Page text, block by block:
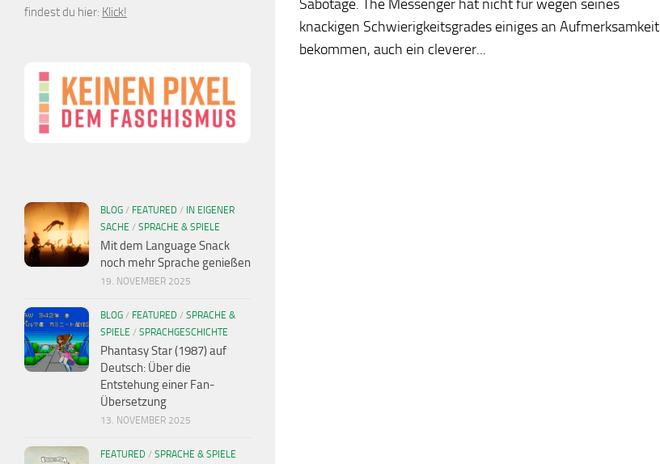
Sabotage. The Messenger hat nicht für wegen seines
knackigen Schwierigkeitsgrades einiges an Aufmerksamkeit
bekommen, auch ein cleverer...
findest du hier: Klick!
BLOG / FEATURED / IN EIGENER
SACHE / SPRACHE & SPIELE
Mit dem Language Snack
noch mehr Sprache genießen
19. NOVEMBER 2025
BLOG / FEATURED / SPRACHE &
SPIELE / SPRACHGESCHICHTE
Phantasy Star (1987) auf
Deutsch: Über die
Entstehung einer Fan-
Übersetzung
13. NOVEMBER 2025
FEATURED / SPRACHE & SPIELE